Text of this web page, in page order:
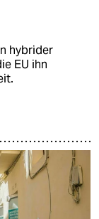
hybrider
EU ihn